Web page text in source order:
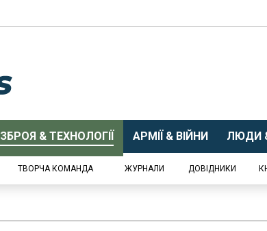
ЗБРОЯ & ТЕХНОЛОГІЇ АРМІЇ & ВІЙНИ ЛЮДИ
ТВОРЧА КОМАНДА ЖУРНАЛИ ДОВІДНИКИ